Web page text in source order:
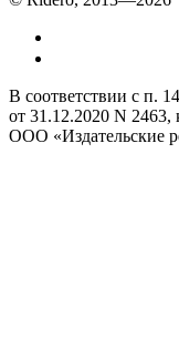
В соответствии с п.
от 31.12.2020 N 2463,
ООО «Издательские